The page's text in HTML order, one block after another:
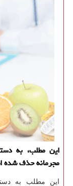
این مطلب، به
مجرمانه حذف
این مطلب به